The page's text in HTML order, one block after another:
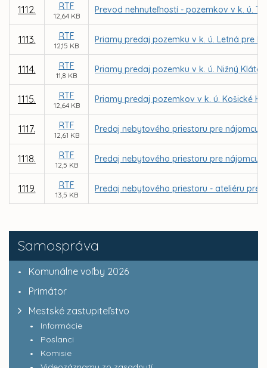
Samospráva
Komunálne voľby 2026
Primátor
Mestské zastupiteľstvo
Informácie
Poslanci
Komisie
1112. RTF
12,64 KB
Prevod nehnuteľností - pozemkov v k. ú.
1113. RTF
12,15 KB
Priamy predaj pozemku v k. ú. Letná pre
1114. RTF
11,8 KB
Priamy predaj pozemku v k. ú. Nižný
1115. RTF
12,64 KB
Priamy predaj pozemkov v k. ú. Košické
1117. RTF
12,61 KB
Predaj nebytového priestoru pre nájomcu
1118. RTF
12,5 KB
Predaj nebytového priestoru pre nájomcu
1119. RTF
13,5 KB
Predaj nebytového priestoru - ateliéru pre